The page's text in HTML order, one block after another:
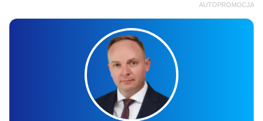
AUTOPROMOCJA